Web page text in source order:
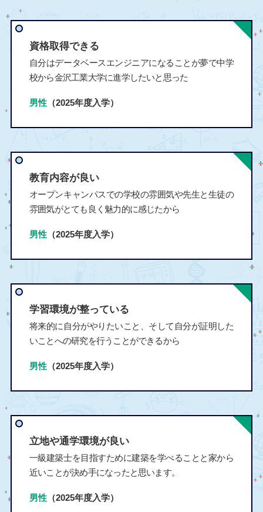
資格取得できる
自分はデータベースエンジニアになることが夢で中学
校から金沢工業大学に進学したいと思った
男性（2025年度入学）
教育内容が良い
オープンキャンパスでの学校の雰囲気や先生と生徒の
雰囲気がとても良く魅力的に感じたから
男性（2025年度入学）
学習環境が整っている
将来的に自分がやりたいこと、そして自分が証明した
いことへの研究を行うことができるから
男性（2025年度入学）
立地や通学環境が良い
一級建築士を目指すために建築を学べることと家から
近いことが決め手になったと思います。
男性（2025年度入学）